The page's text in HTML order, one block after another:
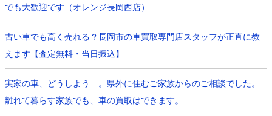
でも大歓迎です（オレンジ長岡西店）
古い車でも高く売れる？長岡市の車買取専門店スタッフが正直に教
えます【査定無料・当日振込】
実家の車、どうしよう…。県外に住むご家族からのご相談でした。
離れて暮らす家族でも、車の買取はできます。